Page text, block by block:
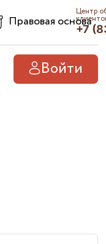
Правовая основа
Центр
+7
Войти